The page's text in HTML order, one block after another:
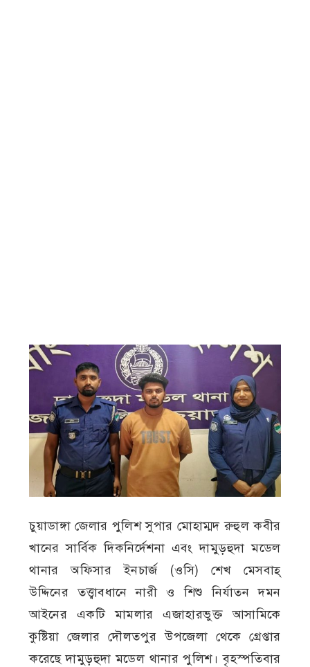
চুয়াডাঙ্গা জেলার পুলিশ সুপার মোহাম্মদ রুহুল কবীর
খানের সার্বিক দিকনির্দেশনা এবং দামুড়হুদা মডেল
থানার অফিসার ইনচার্জ (ওসি) শেখ মেসবাহ্
উদ্দিনের তত্ত্বাবধানে নারী ও শিশু নির্যাতন দমন
আইনের একটি মামলার এজাহারভুক্ত আসামিকে
কুষ্টিয়া জেলার দৌলতপুর উপজেলা থেকে গ্রেপ্তার
করেছে দামুড়হুদা মডেল থানার পুলিশ। বৃহস্পতিবার